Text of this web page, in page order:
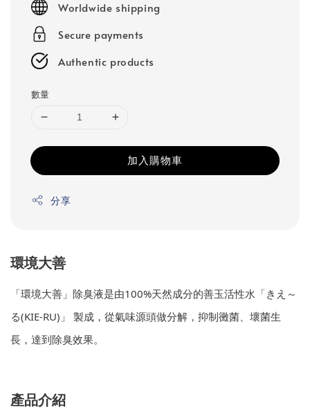
Worldwide shipping
Secure payments
Authentic products
數量
加入購物車
分享
環境大善
「環境大善」除臭液是由100%天然成分的善玉活性水「きえ～
る(KIE-RU)」 製成，從氣味源頭做分解，抑制黴菌、壞菌生
長，達到除臭效果。
產品介紹